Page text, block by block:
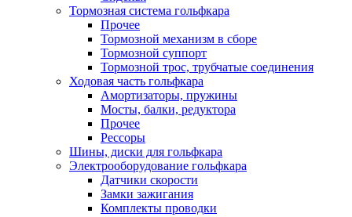
Тормозная система гольфкара
Прочее
Тормозной механизм в сборе
Тормозной суппорт
Тормозной трос, трубчатые соединения
Ходовая часть гольфкара
Амортизаторы, пружины
Мосты, балки, редуктора
Прочее
Рессоры
Шины, диски для гольфкара
Электрооборудование гольфкара
Датчики скорости
Замки зажигания
Комплекты проводки